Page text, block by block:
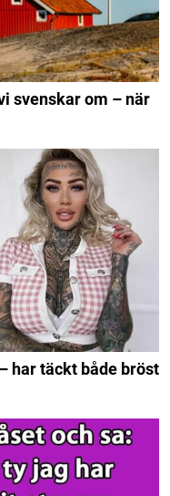
svenskar om – när
har täckt både bröst